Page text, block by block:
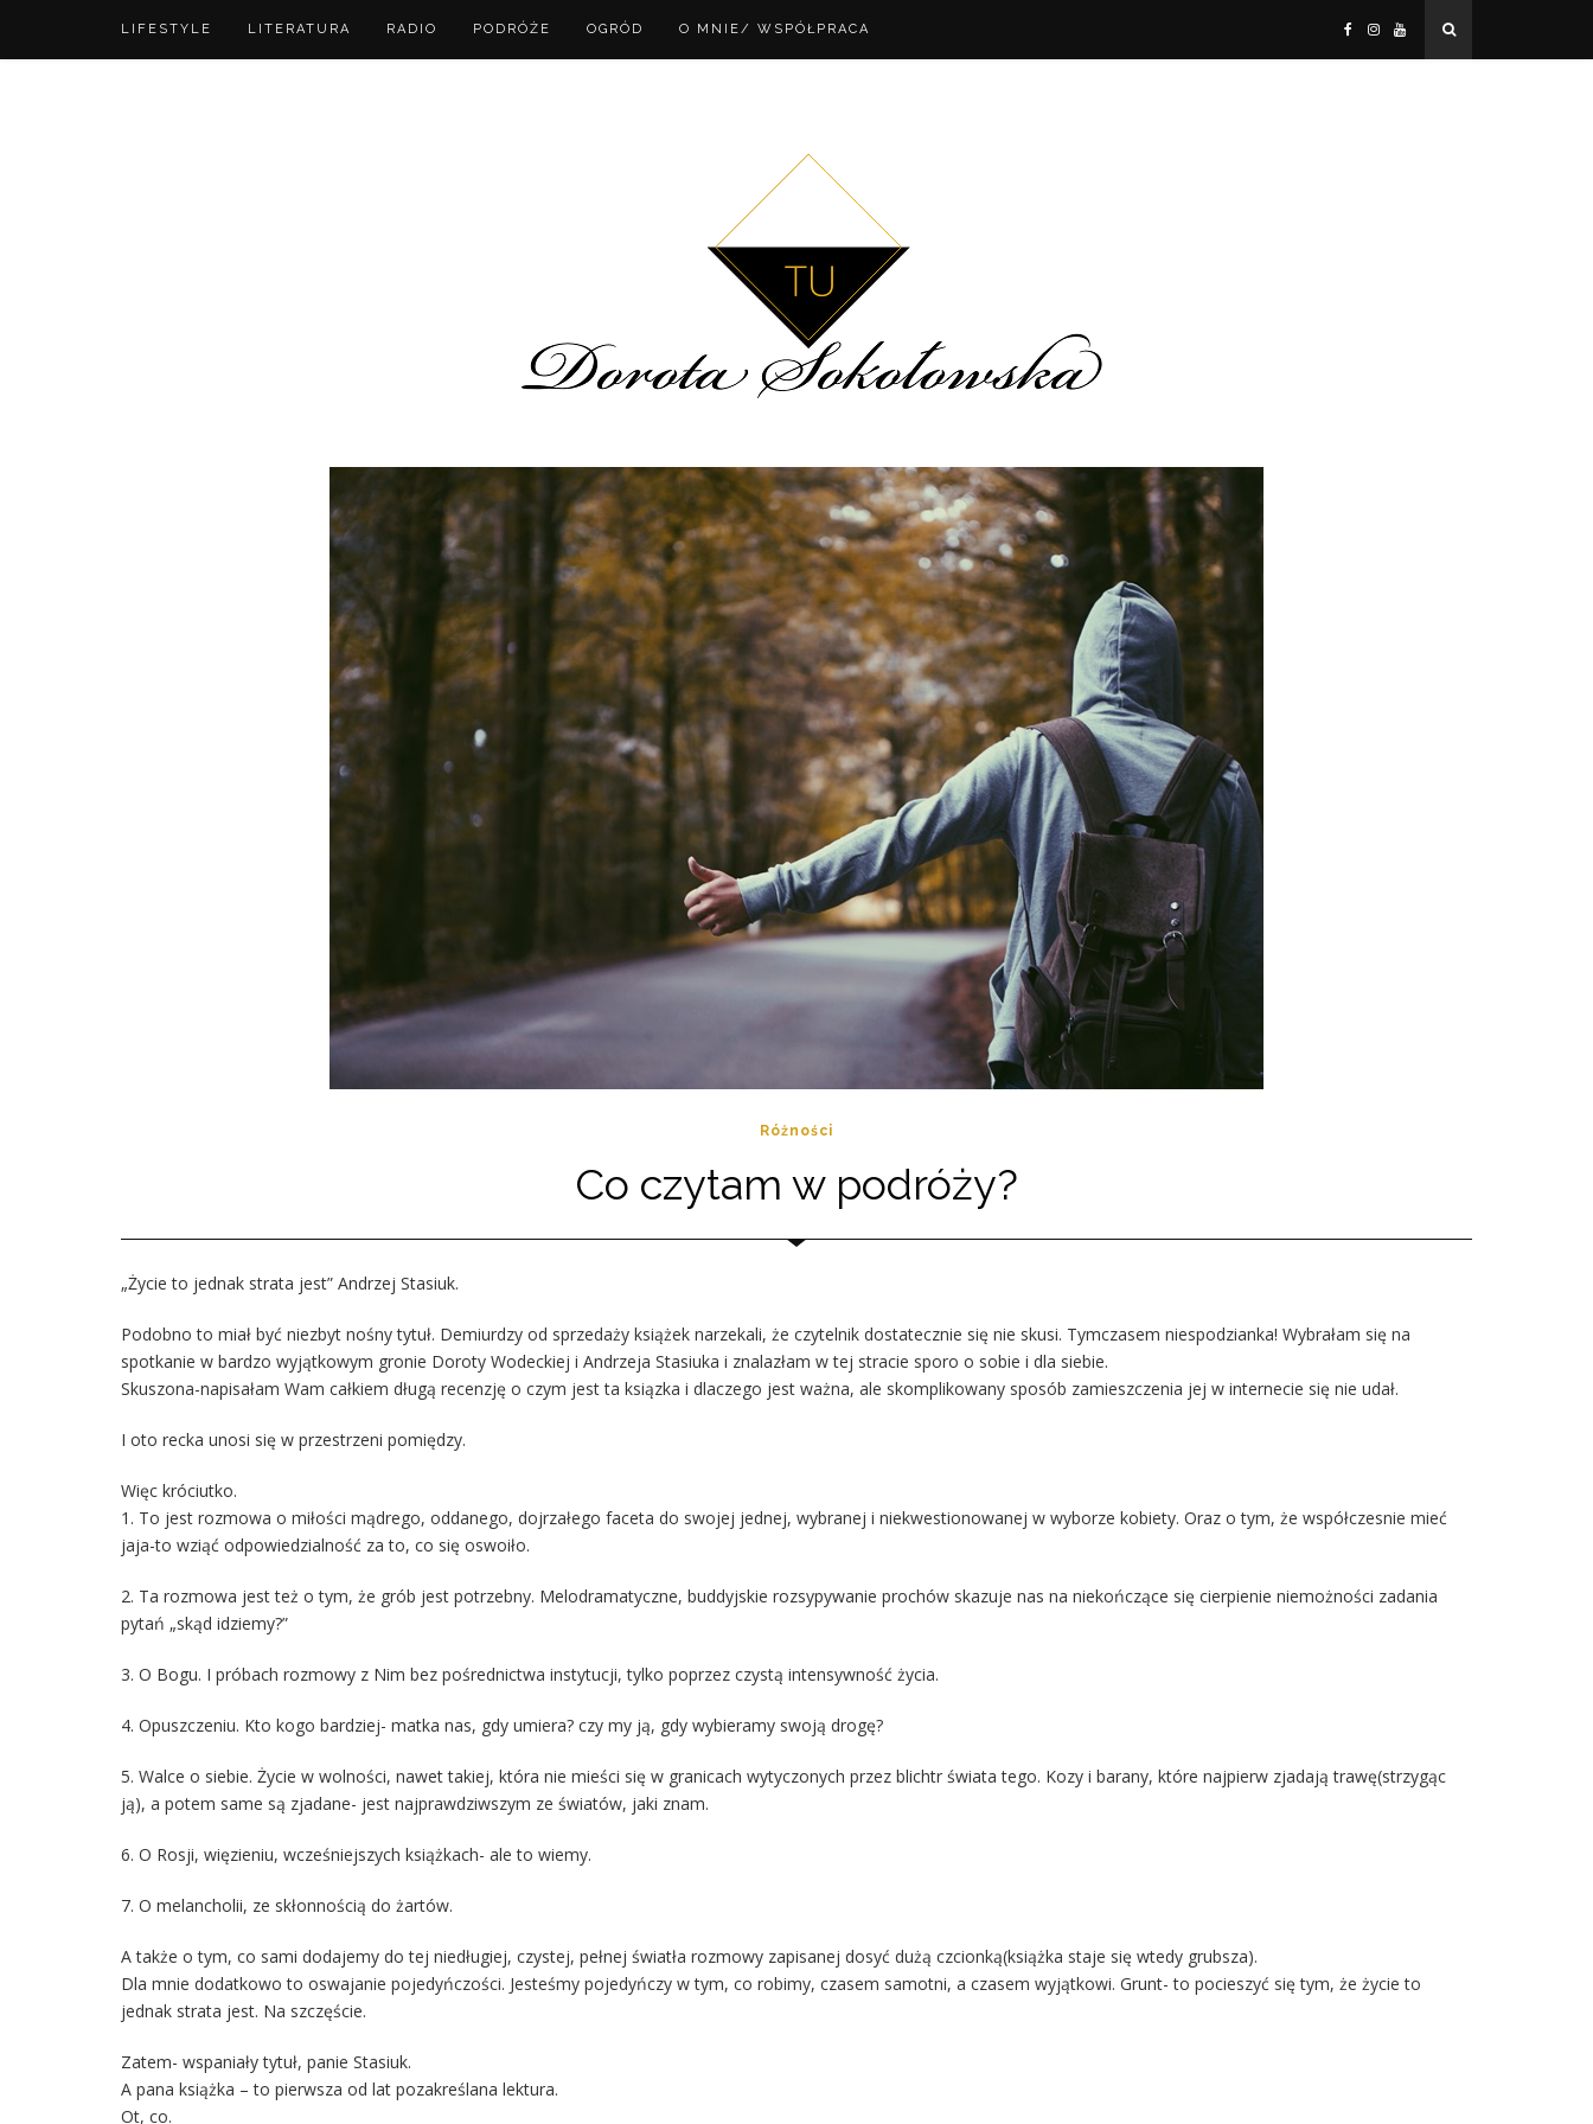
LIFESTYLE LITERATURA RADIO PODRÓŻE OGRÓD O MNIE/ WSPÓŁPRACA
Różności
Co czytam w podróży?
„Życie to jednak strata jest” Andrzej Stasiuk.
Podobno to miał być niezbyt nośny tytuł. Demiurdzy od sprzedaży książek narzekali, że czytelnik dostatecznie się nie skusi. Tymczasem niespodzianka! Wybrałam się na
spotkanie w bardzo wyjątkowym gronie Doroty Wodeckiej i Andrzeja Stasiuka i znalazłam w tej stracie sporo o sobie i dla siebie.
Skuszona-napisałam Wam całkiem długą recenzję o czym jest ta ksiązka i dlaczego jest ważna, ale skomplikowany sposób zamieszczenia jej w internecie się nie udał.
I oto recka unosi się w przestrzeni pomiędzy.
Więc króciutko.
1. To jest rozmowa o miłości mądrego, oddanego, dojrzałego faceta do swojej jednej, wybranej i niekwestionowanej w wyborze kobiety. Oraz o tym, że współczesnie mieć
jaja-to wziąć odpowiedzialność za to, co się oswoiło.
2. Ta rozmowa jest też o tym, że grób jest potrzebny. Melodramatyczne, buddyjskie rozsypywanie prochów skazuje nas na niekończące się cierpienie niemożności zadania
pytań „skąd idziemy?”
3. O Bogu. I próbach rozmowy z Nim bez pośrednictwa instytucji, tylko poprzez czystą intensywność życia.
4. Opuszczeniu. Kto kogo bardziej- matka nas, gdy umiera? czy my ją, gdy wybieramy swoją drogę?
5. Walce o siebie. Życie w wolności, nawet takiej, która nie mieści się w granicach wytyczonych przez blichtr świata tego. Kozy i barany, które najpierw zjadają trawę(strzygąc
ją), a potem same są zjadane- jest najprawdziwszym ze światów, jaki znam.
6. O Rosji, więzieniu, wcześniejszych książkach- ale to wiemy.
7. O melancholii, ze skłonnością do żartów.
A także o tym, co sami dodajemy do tej niedługiej, czystej, pełnej światła rozmowy zapisanej dosyć dużą czcionką(książka staje się wtedy grubsza).
Dla mnie dodatkowo to oswajanie pojedyńczości. Jesteśmy pojedyńczy w tym, co robimy, czasem samotni, a czasem wyjątkowi. Grunt- to pocieszyć się tym, że życie to
jednak strata jest. Na szczęście.
Zatem- wspaniały tytuł, panie Stasiuk.
A pana książka – to pierwsza od lat pozakreślana lektura.
Ot, co.